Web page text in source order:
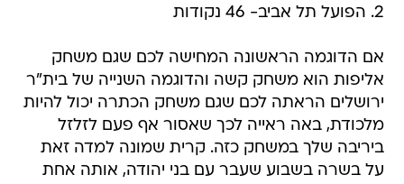
2. הפועל תל אביב- 46 נקודות
אם הדוגמה הראשונה המחישה לכם שגם משחק
אליפות הוא משחק קשה והדוגמה השנייה של בית"ר
ירושלים הראתה לכם שגם משחק הכתרה יכול להיות
מלכודת, באה ראייה לכך שאסור אף פעם לזלזל
ביריבה שלך במשחק כזה. קרית שמונה למדה זאת
על בשרה בשבוע שעבר עם בני יהודה, אותה אחת